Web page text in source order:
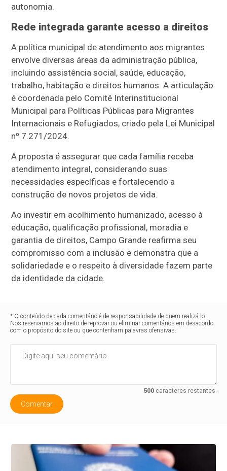
autonomia.
Rede integrada garante acesso a direitos
A política municipal de atendimento aos migrantes
envolve diversas áreas da administração pública,
incluindo assistência social, saúde, educação,
trabalho, habitação e direitos humanos. A articulação
é coordenada pelo Comitê Interinstitucional
Municipal para Políticas Públicas para Migrantes
Internacionais e Refugiados, criado pela Lei Municipal
nº 7.271/2024.
A proposta é assegurar que cada família receba
atendimento integral, considerando suas
necessidades específicas e fortalecendo a
construção de novos projetos de vida.
Ao investir em acolhimento humanizado, acesso à
educação, qualificação profissional, moradia e
garantia de direitos, Campo Grande reafirma seu
compromisso com a inclusão e demonstra que a
solidariedade e o respeito à diversidade fazem parte
da identidade da cidade.
* O conteúdo de cada comentário é de responsabilidade de quem realizá-lo.
Nos reservamos ao direito de reprovar ou eliminar comentários em desacordo
com o propósito do site ou que contenham palavras ofensivas.
500caracteres restantes.
Comentar